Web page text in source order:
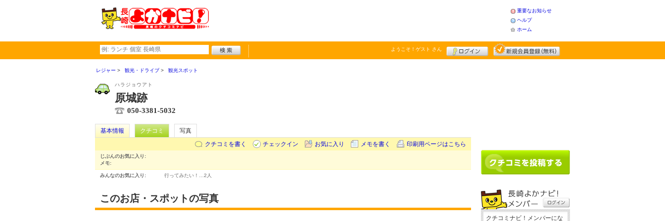
重要なお知らせ
ヘルプ
ホーム
ようこそ！ ゲスト さん
レジャー 観光・ドライブ 観光スポット
ハラジョウアト
原城跡
050-3381-5032
基本情報 クチコミ
写真
クチコミを書く
チェックイン お気に入り メモを書く 印刷用ページはこちら
じぶんのお気に入り:
メモ:
みんなのお気に入り: 行ってみたい！… 2人
このお店・スポットの写真
クチコミナビ！メンバーにな